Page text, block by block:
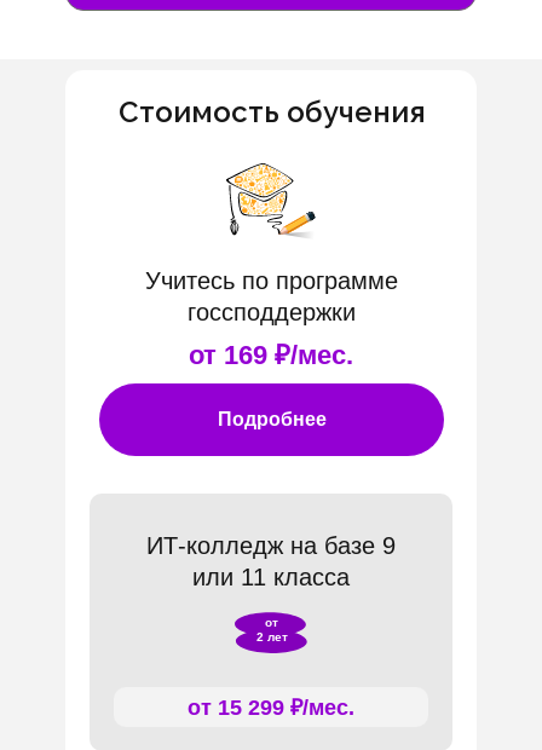
ИТ-колледж на базе 9
или 11 класса
Стоимость обучения
от
2 лет
от 15 299 ₽/мес.
Подробнее
Учитесь по программе
госсподдержки
от 169 ₽/мес.